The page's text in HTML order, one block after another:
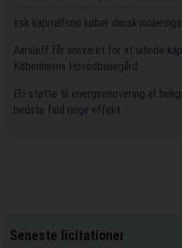
Irsk kapitalfond køber dansk
Aarsleff får ansvaret for at udvide
Københavns Hovedbanegård
EU-støtte til energirenovering af
bedste fald ringe effekt
Seneste licitationer